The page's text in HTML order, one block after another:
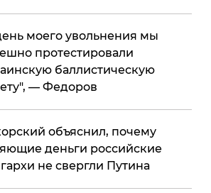
моего увольнения мы
протестировали
баллистическую
— Федоров
объяснил, почему
деньги российские
не свергли Путина